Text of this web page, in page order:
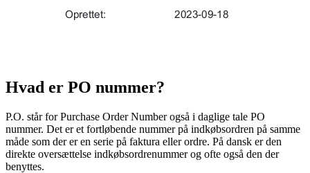
Hvad er PO nummer?
P.O. står for Purchase Order Number også i daglige tale PO
nummer. Det er et fortløbende nummer på indkøbsordren på samme
måde som der er en serie på faktura eller ordre. På dansk er den
direkte oversættelse indkøbsordrenummer og ofte også den der
benyttes.